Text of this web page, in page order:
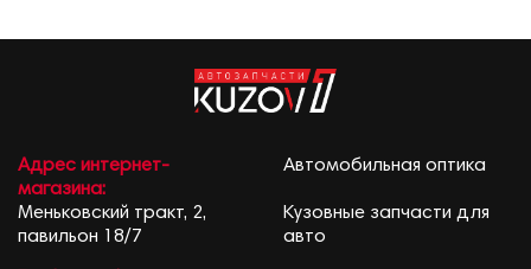
Адрес интернет-
магазина:
Меньковский тракт, 2,
павильон 18/7
Автомобильная оптика
Кузовные запчасти для
авто